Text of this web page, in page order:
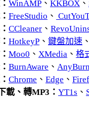
WinAMP、 KKBOX、
FreeStudio 、
CCleaner、
HotkeyP、 鍵盤加速、
Moo0 、 XMedia、 格
BurnAware 、
Chrome 、 Edge 、
載、轉MP3： YT1s 、